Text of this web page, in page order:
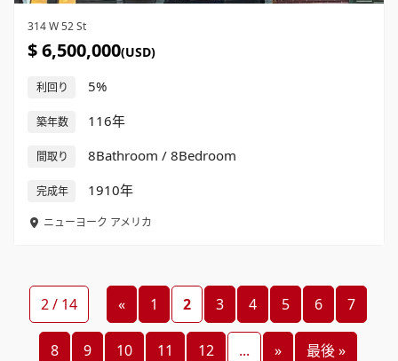
314 W 52 St
$ 6,500,000(USD)
利回り 5%
築年数 116年
間取り 8Bathroom / 8Bedroom
完成年 1910年
ニューヨーク アメリカ
2 / 14 « 1 2 3 4 5 6 7
8 9 10 11 12 ... » 最後 »